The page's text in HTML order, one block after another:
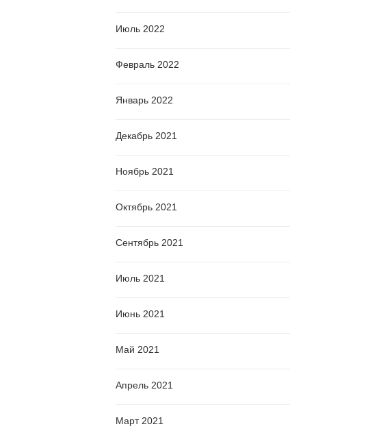
Июль 2022
Февраль 2022
Январь 2022
Декабрь 2021
Ноябрь 2021
Октябрь 2021
Сентябрь 2021
Июль 2021
Июнь 2021
Май 2021
Апрель 2021
Март 2021